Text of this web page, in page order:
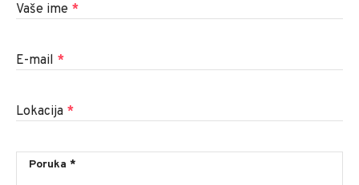
Vaše ime *
E-mail *
Lokacija *